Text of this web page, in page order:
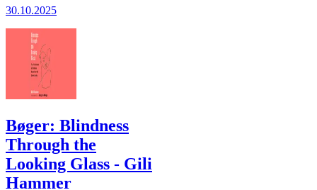
30.10.2025
Bøger: Blindness
Through the
Looking Glass - Gili
Hammer